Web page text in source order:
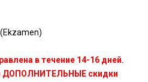
в течение 14-16 дней.
ДОПОЛНИТЕЛЬНЫЕ скидки